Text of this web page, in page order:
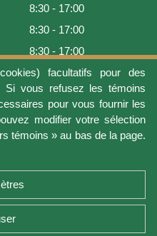
facultatifs pour des
Si vous refusez les témoins
pour vous fournir les
modifier votre sélection
témoins » au bas de la page.
8:30 - 17:00
8:30 - 17:00
8:30 - 17:00
8:30 - 17:00
8:30 - 17:00
9:00 - 16:00
Fermé